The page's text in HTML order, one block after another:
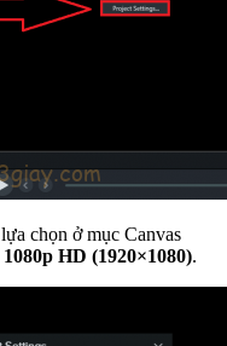
chọn ở mục Canvas
1080p HD (1920×1080).